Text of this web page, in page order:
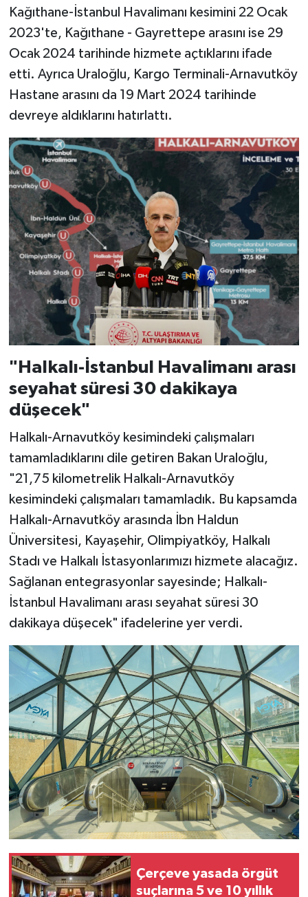
Kağıthane-İstanbul Havalimanı kesimini 22 Ocak
2023'te, Kağıthane - Gayrettepe arasını ise 29
Ocak 2024 tarihinde hizmete açtıklarını ifade
etti. Ayrıca Uraloğlu, Kargo Terminali-Arnavutköy
Hastane arasını da 19 Mart 2024 tarihinde
devreye aldıklarını hatırlattı.
"Halkalı-İstanbul Havalimanı arası
seyahat süresi 30 dakikaya
düşecek"
Halkalı-Arnavutköy kesimindeki çalışmaları
tamamladıklarını dile getiren Bakan Uraloğlu,
"21,75 kilometrelik Halkalı-Arnavutköy
kesimindeki çalışmaları tamamladık. Bu kapsamda
Halkalı-Arnavutköy arasında İbn Haldun
Üniversitesi, Kayaşehir, Olimpiyatköy, Halkalı
Stadı ve Halkalı İstasyonlarımızı hizmete alacağız.
Sağlanan entegrasyonlar sayesinde; Halkalı-
İstanbul Havalimanı arası seyahat süresi 30
dakikaya düşecek" ifadelerine yer verdi.
Çerçeve yasada örgüt
suçlarına 5 ve 10 yıllık